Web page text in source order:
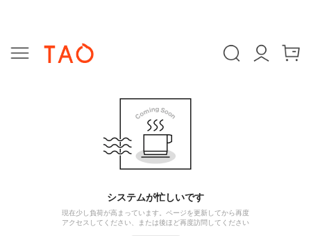
システムが忙しいです
現在少し負荷が高まっています。ページを更新してから再度
アクセスしてください、または後ほど再度訪問してください